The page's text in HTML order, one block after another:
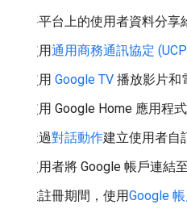
將平台上的使用者資料分享
使用通用商務通訊協定
使用 Google TV 播放影片和
使用 Google Home 應用程
透過對話動作建立使用者自
使用者將 Google 帳戶連結至
在註冊期間，使用Google